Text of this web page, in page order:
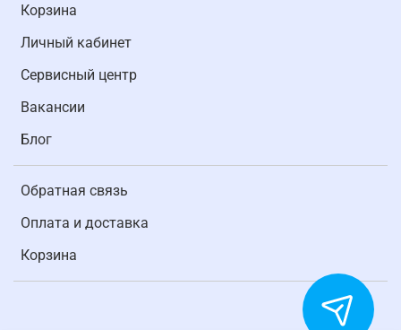
Корзина
Личный кабинет
Cервисный центр
Вакансии
Блог
Обратная связь
Оплата и доставка
Корзина